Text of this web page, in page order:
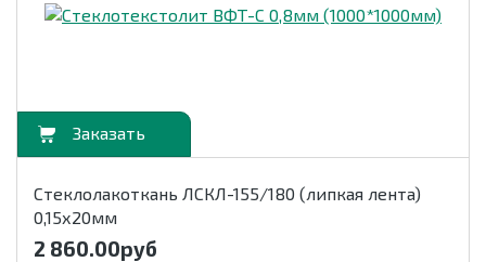
Стеклолакоткань ЛСКЛ-155/180 (липкая лента)
0,15х20мм
2 860.00руб